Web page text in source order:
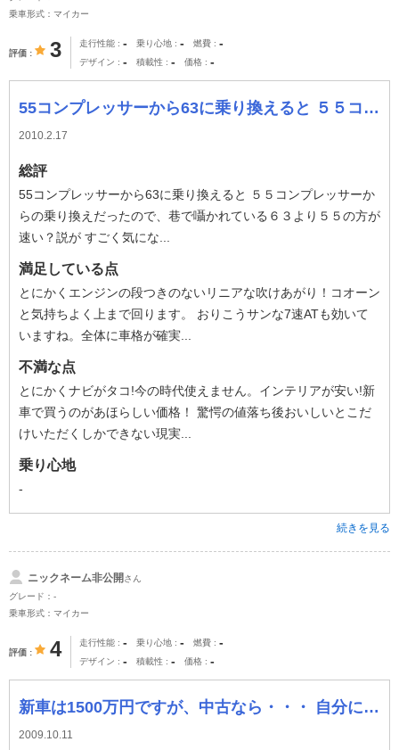
乗車形式：マイカー
評価 3 走行性能 - 乗り心地 - 燃費 -
デザイン - 積載性 - 価格 -
55コンプレッサーから63に乗り換えると ５５コンプレッサーからの乗り換えだったので、巷で囁かれている６３より５５の方が速い？説が すごく気になりまし
2010.2.17
総評
55コンプレッサーから63に乗り換えると ５５コンプレッサーか
らの乗り換えだったので、巷で囁かれている６３より５５の方が
速い？説が すごく気にな...
満足している点
とにかくエンジンの段つきのないリニアな吹けあがり！コオーン
と気持ちよく上まで回ります。 おりこうサンな7速ATも効いて
いますね。全体に車格が確実...
不満な点
とにかくナビがタコ!今の時代使えません。インテリアが安い!新
車で買うのがあほらしい価格！ 驚愕の値落ち後おいしいとこだ
けいただくしかできない現実...
乗り心地
-
続きを見る
ニックネーム非公開さん
グレード：-
乗車形式：マイカー
評価 4 走行性能 - 乗り心地 - 燃費 -
デザイン - 積載性 - 価格 -
新車は1500万円ですが、中古なら・・・ 自分には、喰わず嫌いなところがあると、感じさせられたＥ５０。度々、欧州車には乗る機会があり、あっちの車は、こ
2009.10.11